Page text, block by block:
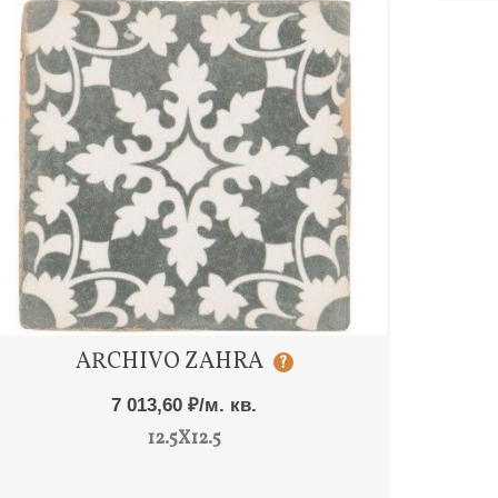
Быстрый просмотр
ARCHIVO ZAHRA ?
7 013,60 ₽/м. кв.
12.5X12.5